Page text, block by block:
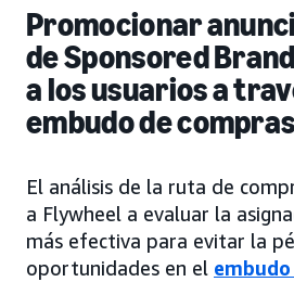
Promocionar
de Sponsored
a los usuarios a
embudo de compras
El análisis de la ruta de
a Flywheel a evaluar la
más efectiva para evitar la
oportunidades en el